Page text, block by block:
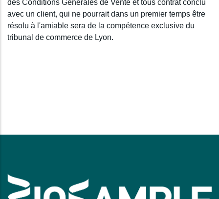
des Conditions Générales de Vente et tous contrat conclu
avec un client, qui ne pourrait dans un premier temps être
résolu à l'amiable sera de la compétence exclusive du
tribunal de commerce de Lyon.